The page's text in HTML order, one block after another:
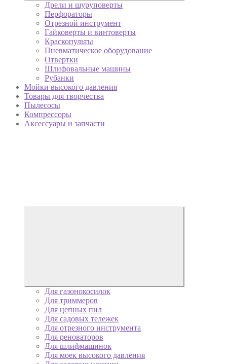
Дрели и шуруповерты
Перфораторы
Отрезной инструмент
Гайковерты и винтоверты
Краскопульты
Пневматическое оборудование
Отвертки
Шлифовальные машины
Рубанки
Мойки высокого давления
Товары для творчества
Пылесосы
Компрессоры
Аксессуары и запчасти
Для газонокосилок
Для триммеров
Для цепных пил
Для садовых тележек
Для отрезного инструмента
Для реноваторов
Для шлифмашинок
Для моек высокого давления